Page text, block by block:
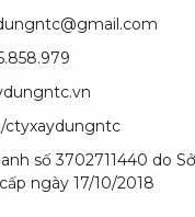
ctyxaydungntc
số 3702711440 do
ngày 17/10/2018